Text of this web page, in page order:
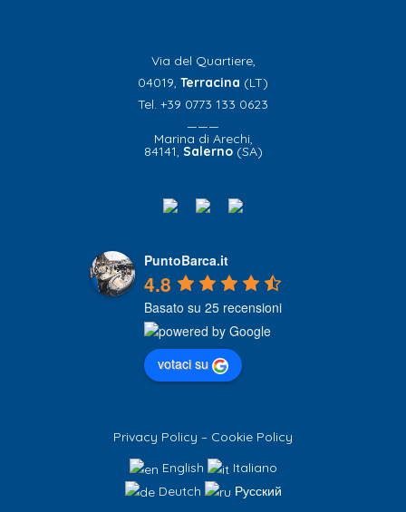
Via del Quartiere,
04019, Terracina (LT)
Tel. +39 0773 133 0623
———
Marina di Arechi,
84141, Salerno(SA)
PuntoBarca.it
4.8
Basato su 25 recensioni
votaci su
Privacy Policy – Cookie Policy
English
Italiano
Deutch
Русский